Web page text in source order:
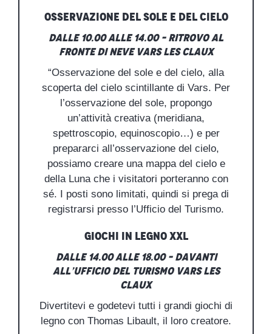
Osservazione del sole e del cielo
Dalle 10.00 alle 14.00 – Ritrovo al
fronte di neve Vars les Claux
“Osservazione del sole e del cielo, alla
scoperta del cielo scintillante di Vars. Per
l’osservazione del sole, propongo
un’attività creativa (meridiana,
spettroscopio, equinoscopio…) e per
prepararci all’osservazione del cielo,
possiamo creare una mappa del cielo e
della Luna che i visitatori porteranno con
sé. I posti sono limitati, quindi si prega di
registrarsi presso l’Ufficio del Turismo.
Giochi in legno XXL
Dalle 14.00 alle 18.00 – Davanti
all’Ufficio del Turismo Vars les
Claux
Divertitevi e godetevi tutti i grandi giochi di
legno con Thomas Libault, il loro creatore.